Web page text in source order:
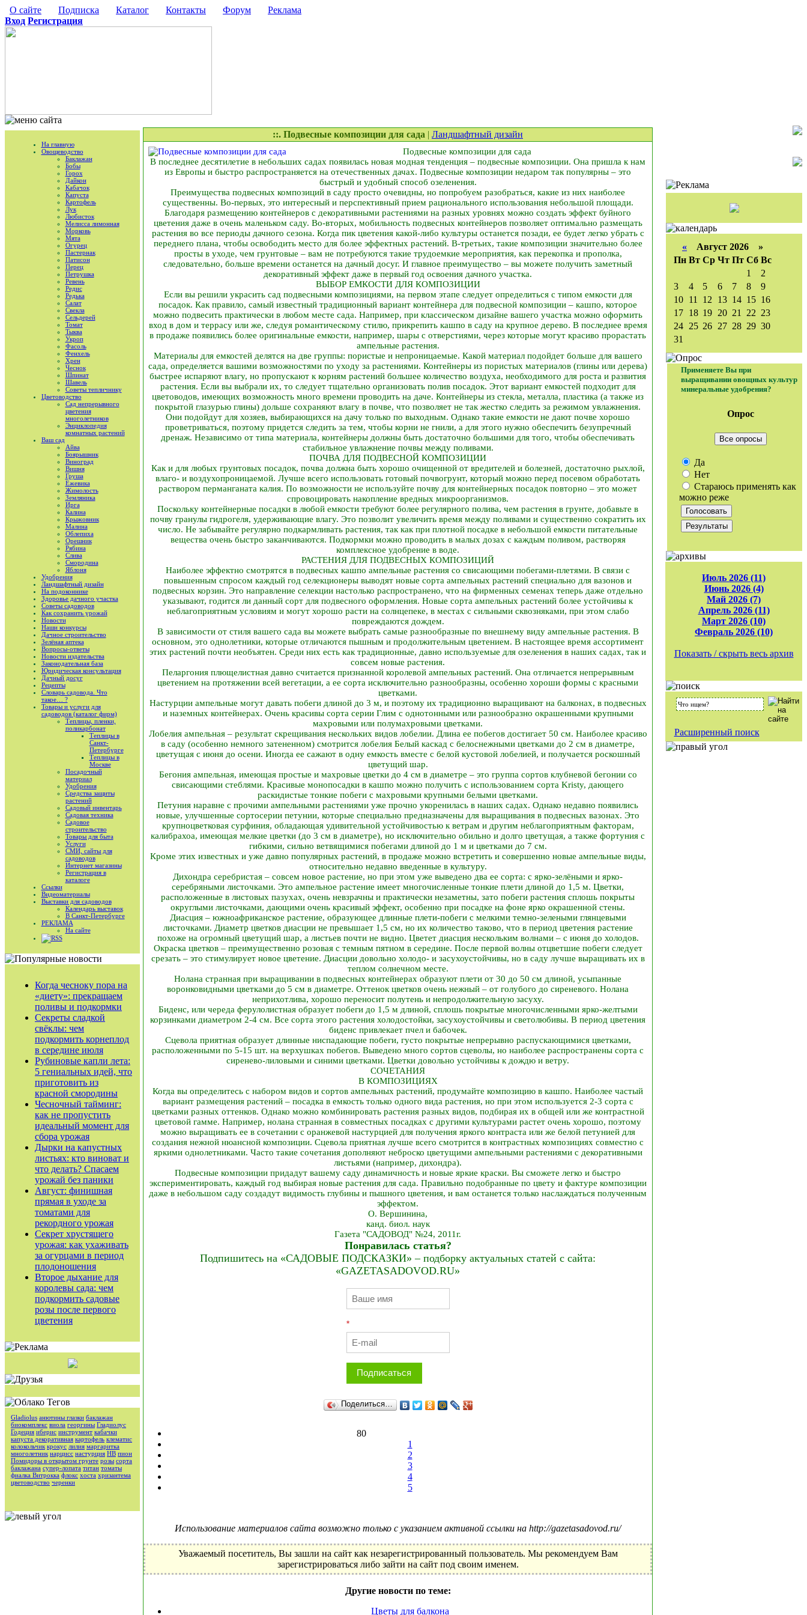
О сайте Подписка Каталог Контакты Форум
Реклама
Вход Регистрация
На главную
Овощеводство
Баклажан
Бобы
Горох
Дайкон
Кабачок
Капуста
Картофель
Лук
Любисток
Мелисса лимонная
Морковь
Мята
Огурец
Пастернак
Патисон
Перец
Петрушка
Ревень
Редис
Редька
Салат
Свекла
Сельдерей
Томат
Тыква
Укроп
Фасоль
Фенхель
Хрен
Чеснок
Шпинат
Шавель
Советы тепличнику
Цветоводство
Сад непрерывного
цветения
многолетников
Энциклопедия
комнатных растений
Ваш сад
Айва
Боярышник
Виноград
Вишня
Груша
Ежевика
Жимолость
Земляника
Ирга
Калина
Крыжовник
Малина
Облепиха
Орешник
Рябина
Слива
Смородина
Яблоня
Удобрения
Ландшафтный дизайн
На подоконнике
Здоровье дачного участка
Советы садоводов
Как сохранить урожай
Новости
Наши конкурсы
Дачное строительство
Зелёная аптека
Вопросы-ответы
Новости издательства
Законодательная база
Юридическая консультация
Дачный досуг
Рецепты
Словарь садовода. Что
такое… ?
Товары и услуги для
садоводов (каталог фирм)
Теплицы, пленки,
поликарбонат
Теплицы в
Санкт-
Петербурге
Теплицы в
Москве
Посадочный
материал
Удобрения
Средства защиты
растений
Садовый инвентарь
Садовая техника
Садовое
строительство
Товары для быта
Услуги
СМИ, сайты для
садоводов
Интернет магазины
Регистрация в
каталоге
Ссылки
Видеоматериалы
Выставки для садоводов
Календарь выставок
В Санкт-Петербурге
РЕКЛАМА
На сайте
RSS
Когда чесноку пора на
«диету»: прекращаем
поливы и подкормки
Секреты сладкой
свёклы: чем
подкормить корнеплод
в середине июля
Рубиновые капли лета:
5 гениальных идей, что
приготовить из
красной смородины
Чесночный тайминг:
как не пропустить
идеальный момент для
сбора урожая
Дырки на капустных
листьях: кто виноват и
что делать? Спасаем
урожай без паники
Август: финишная
прямая в уходе за
томатами для
рекордного урожая
Секрет хрустящего
урожая: как ухаживать
за огурцами в период
плодоношения
Второе дыхание для
королевы сада: чем
подкормить садовые
розы после первого
цветения
Gladiolus анютины глазки баклажан
биокомплекс виола георгины Гладиолус
Годеция иберис инструмент кабачки
капуста декоративная картофель клематис
колокольчик крокус лилия маргаритка
многолетник нарцисс настурция НВ пион
Помидоры в открытом грунте розы сорта
баклажана супер-лопата титан томаты
фиалка Витрокка флокс хоста хризантема
цветоводство черенки
::. Подвесные композиции для сада | Ландшафтный дизайн
Подвесные композиции для сада
В последнее десятилетие в небольших садах появилась новая модная тенденция – подвесные композиции. Она пришла к нам
из Европы и быстро распространяется на отечественных дачах. Подвесные композиции недаром так популярны – это
быстрый и удобный способ озеленения.
Преимущества подвесных композиций в саду просто очевидны, но попробуем разобраться, какие из них наиболее
существенны. Во-первых, это интересный и перспективный прием рационального использования небольшой площади.
Благодаря размещению контейнеров с декоративными растениями на разных уровнях можно создать эффект буйного
цветения даже в очень маленьком саду. Во-вторых, мобильность подвесных контейнеров позволяет оптимально размещать
растения во все периоды дачного сезона. Когда пик цветения какой-либо культуры останется позади, ее будет легко убрать с
переднего плана, чтобы освободить место для более эффектных растений. В-третьих, такие композиции значительно более
просты в уходе, чем грунтовые – вам не потребуются такие трудоемкие мероприятия, как перекопка и прополка,
следовательно, больше времени останется на дачный досуг. И главное преимущество – вы можете получить заметный
декоративный эффект даже в первый год освоения дачного участка.
ВЫБОР ЕМКОСТИ ДЛЯ КОМПОЗИЦИИ
Если вы решили украсить сад подвесными композициями, на первом этапе следует определиться с типом емкости для
посадок. Как правило, самый известный традиционный вариант контейнера для подвесной композиции – кашпо, которое
можно подвесить практически в любом месте сада. Например, при классическом дизайне вашего участка можно оформить
вход в дом и террасу или же, следуя романтическому стилю, прикрепить кашпо в саду на крупное дерево. В последнее время
в продаже появились более оригинальные емкости, например, шары с отверстиями, через которые могут красиво прорастать
ампельные растения.
Материалы для емкостей делятся на две группы: пористые и непроницаемые. Какой материал подойдет больше для вашего
сада, определяется вашими возможностями по уходу за растениями. Контейнеры из пористых материалов (глины или дерева)
быстрее испаряют влагу, но пропускают к корням растений большее количество воздуха, необходимого для роста и развития
растения. Если вы выбрали их, то следует тщательно организовать полив посадок. Этот вариант емкостей подходит для
цветоводов, имеющих возможность много времени проводить на даче. Контейнеры из стекла, металла, пластика (а также из
покрытой глазурью глины) дольше сохраняют влагу в почве, что позволяет не так жестко следить за режимом увлажнения.
Они подойдут для хозяев, выбирающихся на дачу только по выходным. Однако такие емкости не дают почве хорошо
проветриваться, поэтому придется следить за тем, чтобы корни не гнили, а для этого нужно обеспечить безупречный
дренаж. Независимо от типа материала, контейнеры должны быть достаточно большими для того, чтобы обеспечивать
стабильное увлажнение почвы между поливами.
ПОЧВА ДЛЯ ПОДВЕСНОЙ КОМПОЗИЦИИ
Как и для любых грунтовых посадок, почва должна быть хорошо очищенной от вредителей и болезней, достаточно рыхлой,
влаго- и воздухопроницаемой. Лучше всего использовать готовый почвогрунт, который можно перед посевом обработать
раствором перманганата калия. По возможности не используйте почву для контейнерных посадок повторно – это может
спровоцировать накопление вредных микроорганизмов.
Поскольку контейнерные посадки в любой емкости требуют более регулярного полива, чем растения в грунте, добавьте в
почву гранулы гидрогеля, удерживающие влагу. Это позволит увеличить время между поливами и существенно сократить их
число. Не забывайте регулярно подкармливать растения, так как при плотной посадке в небольшой емкости питательные
вещества очень быстро заканчиваются. Подкормки можно проводить в малых дозах с каждым поливом, растворяя
комплексное удобрение в воде.
РАСТЕНИЯ ДЛЯ ПОДВЕСНЫХ КОМПОЗИЦИЙ
Наиболее эффектно смотрятся в подвесных кашпо ампельные растения со свисающими побегами-плетями. В связи с
повышенным спросом каждый год селекционеры выводят новые сорта ампельных растений специально для вазонов и
подвесных корзин. Это направление селекции настолько распространено, что на фирменных семенах теперь даже отдельно
указывают, годится ли данный сорт для подвесного оформления. Новые сорта ампельных растений более устойчивы к
неблагоприятным условиям и могут хорошо расти на солнцепеке, в местах с сильными сквозняками, при этом слабо
повреждаются дождем.
В зависимости от стиля вашего сада вы можете выбрать самые разнообразные по внешнему виду ампельные растения. В
основном, это однолетники, которые отличаются пышным и продолжительным цветением. В настоящее время ассортимент
этих растений почти необъятен. Среди них есть как традиционные, давно используемые для озеленения в наших садах, так и
совсем новые растения.
Пеларгония плющелистная давно считается признанной королевой ампельных растений. Она отличается непрерывным
цветением на протяжении всей вегетации, а ее сорта исключительно разнообразны, особенно хороши формы с красными
цветками.
Настурции ампельные могут давать побеги длиной до 3 м, и поэтому их традиционно выращивают на балконах, в подвесных
и наземных контейнерах. Очень красивы сорта серии Глим с однотонными или разнообразно окрашенными крупными
махровыми или полумахровыми цветками.
Лобелия ампельная – результат скрещивания нескольких видов лобелии. Длина ее побегов достигает 50 см. Наиболее красиво
в саду (особенно немного затененном) смотрится лобелия Белый каскад с белоснежными цветками до 2 см в диаметре,
цветущая с июня до осени. Иногда ее сажают в одну емкость вместе с белой кустовой лобелией, и получается роскошный
цветущий шар.
Бегония ампельная, имеющая простые и махровые цветки до 4 см в диаметре – это группа сортов клубневой бегонии со
свисающими стеблями. Красивые монопосадки в кашпо можно получить с использованием сорта Kristy, дающего
раскидистые тонкие побеги с махровыми крупными белыми цветками.
Петуния наравне с прочими ампельными растениями уже прочно укоренилась в наших садах. Однако недавно появились
новые, улучшенные сортосерии петунии, которые специально предназначены для выращивания в подвесных вазонах. Это
крупноцветковая сурфиния, обладающая удивительной устойчивостью к ветрам и другим неблагоприятным факторам,
калибрахоа, имеющая мелкие цветки (до 3 см в диаметре), но исключительно обильно и долго цветущая, а также фортуния с
гибкими, сильно ветвящимися побегами длиной до 1 м и цветками до 7 см.
Кроме этих известных и уже давно популярных растений, в продаже можно встретить и совершенно новые ампельные виды,
относительно недавно введенные в культуру.
Дихондра серебристая – совсем новое растение, но при этом уже выведено два ее сорта: с ярко-зелёными и ярко-
серебряными листочками. Это ампельное растение имеет многочисленные тонкие плети длиной до 1,5 м. Цветки,
расположенные в листовых пазухах, очень невзрачны и практически незаметны, зато побеги растения сплошь покрыты
округлыми листочками, дающими очень красивый эффект, особенно при посадке на фоне ярко окрашенной стены.
Диасция – южноафриканское растение, образующее длинные плети-побеги с мелкими темно-зелеными глянцевыми
листочками. Диаметр цветков диасции не превышает 1,5 см, но их количество таково, что в период цветения растение
похоже на огромный цветущий шар, а листьев почти не видно. Цветет диасция нескольким волнами – с июня до холодов.
Окраска цветков – преимущественно розовая с темным пятном в середине. После первой волны отцветшие побеги следует
срезать – это стимулирует новое цветение. Диасции довольно холодо- и засухоустойчивы, но в саду лучше выращивать их в
теплом солнечном месте.
Нолана странная при выращивании в подвесных контейнерах образуют плети от 30 до 50 см длиной, усыпанные
воронковидными цветками до 5 см в диаметре. Оттенок цветков очень нежный – от голубого до сиреневого. Нолана
неприхотлива, хорошо переносит полутень и непродолжительную засуху.
Биденс, или череда ферулолистная образует побеги до 1,5 м длиной, сплошь покрытые многочисленными ярко-желтыми
корзинками диаметром 2-4 см. Все сорта этого растения холодостойки, засухоустойчивы и светолюбивы. В период цветения
биденс привлекает пчел и бабочек.
Сцевола приятная образует длинные ниспадающие побеги, густо покрытые непрерывно распускающимися цветками,
расположенными по 5-15 шт. на верхушках побегов. Выведено много сортов сцеволы, но наиболее распространены сорта с
сиренево-лиловыми и синими цветками. Цветки довольно устойчивы к дождю и ветру.
СОЧЕТАНИЯ
В КОМПОЗИЦИЯХ
Когда вы определитесь с набором видов и сортов ампельных растений, продумайте композицию в кашпо. Наиболее частый
вариант размещения растений – посадка в емкость только одного вида растения, но при этом используется 2-3 сорта с
цветками разных оттенков. Однако можно комбинировать растения разных видов, подбирая их в общей или же контрастной
цветовой гамме. Например, нолана странная в совместных посадках с другими культурами растет очень хорошо, поэтому
можно выращивать ее в сочетании с оранжевой настурцией для получения яркого контраста или же белой петунией для
создания нежной нюансной композиции. Сцевола приятная лучше всего смотрится в контрастных композициях совместно с
яркими однолетниками. Часто такие сочетания дополняют неброско цветущими ампельными растениями с декоративными
листьями (например, дихондра).
Подвесные композиции придадут вашему саду динамичность и новые яркие краски. Вы сможете легко и быстро
экспериментировать, каждый год выбирая новые растения для сада. Правильно подобранные по цвету и фактуре композиции
даже в небольшом саду создадут видимость глубины и пышного цветения, и вам останется только наслаждаться полученным
эффектом.
О. Вершинина,
канд. биол. наук
Газета "САДОВОД" №24, 2011г.
Понравилась статья?
Подпишитесь на «САДОВЫЕ ПОДСКАЗКИ» – подборку актуальных статей с сайта:
«GAZETASADOVOD.RU»
*
Подписаться
Поделиться…
80
1
2
3
4
5
Использование материалов сайта возможно только с указанием активной ссылки на http://gazetasadovod.ru/
Уважаемый посетитель, Вы зашли на сайт как незарегистрированный пользователь. Мы рекомендуем Вам
зарегистрироваться либо зайти на сайт под своим именем.
Другие новости по теме:
Цветы для балкона
« Август 2026 »
Пн Вт Ср Чт Пт Сб Вс
1
2
3
4 5 6 7 8
9
10 11 12 13 14 15 16
17 18 19 20 21 22 23
24 25 26 27 28 29 30
31
Применяете Вы при
выращивании овощных культур
минеральные удобрения?
Опрос
Все опросы
Да
Нет
Стараюсь применять как
можно реже
Июль 2026 (11)
Июнь 2026 (4)
Май 2026 (7)
Апрель 2026 (11)
Март 2026 (10)
Февраль 2026 (10)
Показать / скрыть весь архив
Расширенный поиск